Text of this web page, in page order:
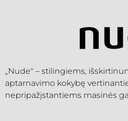
„Nude" – stilingiems,
aptarnavimo kokybę
nepripažįstantiems masinės